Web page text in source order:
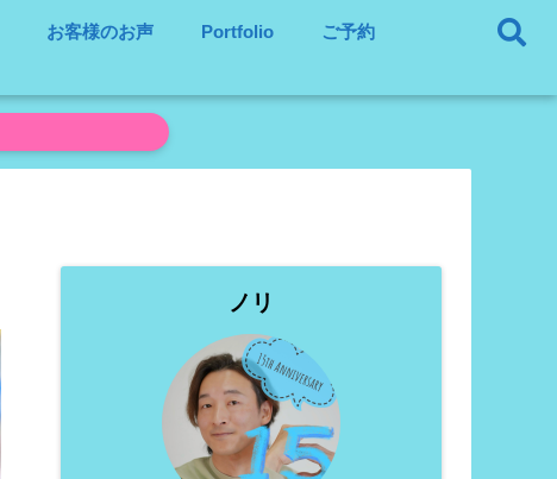
お客様のお声 Portfolio ご予約
ノリ